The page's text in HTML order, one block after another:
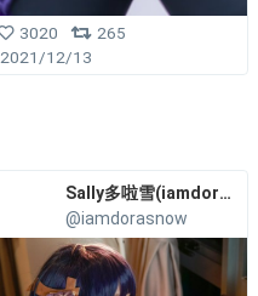
3020
265
2021/12/13
Sally多啦雪(iamdorasnow)
@iamdorasnow